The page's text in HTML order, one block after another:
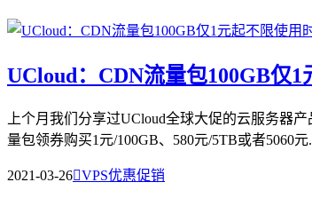
UCloud：CDN流量包100GB仅
上个月我们分享过UCloud全球大促的云服务器
量包领券购买1元/100GB、580元/5TB或者5060元
2021-03-26VPS优惠促销